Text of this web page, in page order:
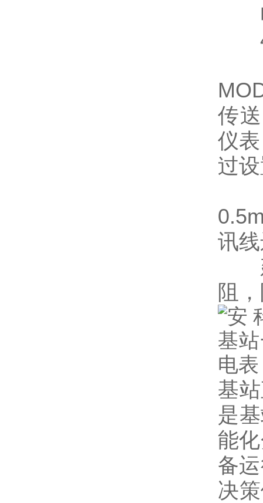
电
传
仪
过
讯
建
阻
基
是
能
备
决